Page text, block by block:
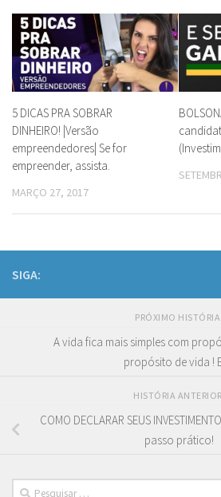
5 DICAS PRA SOBRAR
DINHEIRO! |Versão
empreendedores| Se for
empreender, assista.
MARÇO 27, 2017
SIGA:
PRÓXIMO HISTÓRIA
A vida fica mais simples com
propósito de vida !
HISTÓRIA ANTERIOR
COMO DECLARAR SEUS
passo prático!
Pesquisar